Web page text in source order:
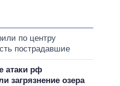
по центру
пострадавшие
атаки рф
загрязнение озера